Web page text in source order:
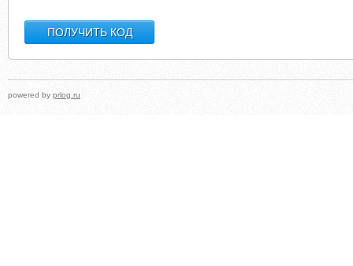
powered by prlog.ru